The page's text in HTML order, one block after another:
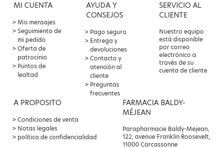
MI CUENTA
Mis mensajes
Seguimiento de
mi pedido
Oferta de
patrocinio
Puntos de
lealtad
AYUDA Y
CONSEJOS
Pago seguro
Entrega y
devoluciones
Contacto y
atención al
cliente
Preguntas
frecuentes
SERVICIO AL
CLIENTE
Nuestro equipo
está disponible
por correo
electrónico a
través de su
cuenta de cliente
A PROPOSITO
Condiciones de venta
Notas legales
política de confidencialidad
FARMACIA BALDY-
MÉJEAN
Parapharmacie Baldy-Mejean,
122, avenue Franklin Roosevelt,
11000 Carcassonne